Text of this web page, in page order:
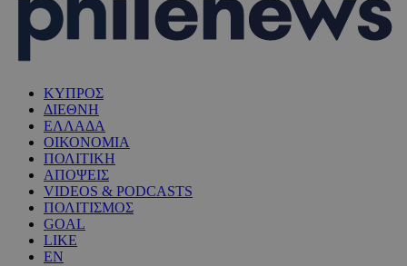
ΚΥΠΡΟΣ
ΔΙΕΘΝΗ
ΕΛΛΑΔΑ
ΟΙΚΟΝΟΜΙΑ
ΠΟΛΙΤΙΚΗ
ΑΠΟΨΕΙΣ
VIDEOS & PODCASTS
ΠΟΛΙΤΙΣΜΟΣ
GOAL
LIKE
EN